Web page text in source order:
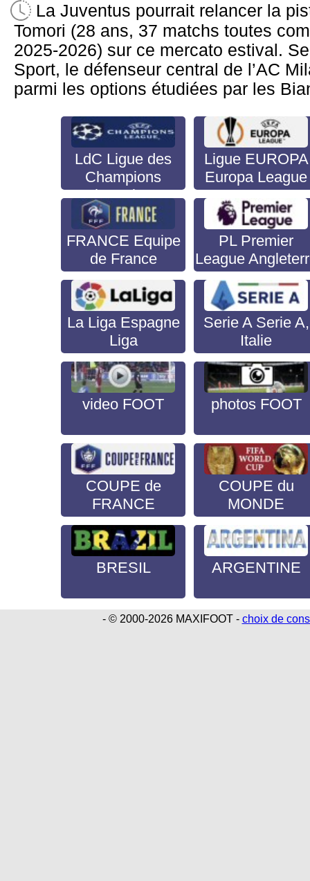
La Juventus pourrait relancer la
Tomori (28 ans, 37 matchs toutes
2025-2026) sur ce mercato estival.
Sport, le défenseur central de l’AC
parmi les options étudiées par les
LdC Ligue des
Champions
Champion's
League
Ligue EUROPA
Europa League
FRANCE Equipe
de France
PL Premier
League
La Liga Espagne
Liga
Serie A Serie A,
Italie
video FOOT photos FOOT
COUPE de
FRANCE
COUPE du
MONDE
BRESIL ARGENTINE
- © 2000-2026 MAXIFOOT - choix de